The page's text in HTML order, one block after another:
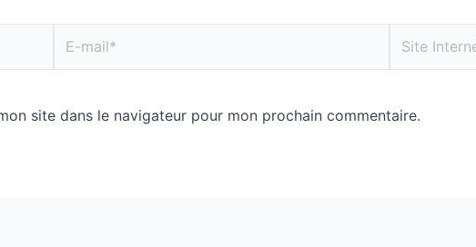
site dans le navigateur pour mon prochain commentaire.